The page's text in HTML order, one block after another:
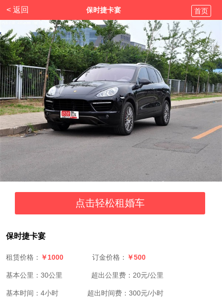
< 返回 保时捷卡宴 首页
保时捷卡宴
租赁价格： ￥1000 订金价格： ￥500
基本公里：30公里 超出公里费：20元/公里
基本时间：4小时 超出时间费：300元/小时